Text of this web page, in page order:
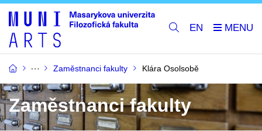
EN
Zaměstnanci fakulty Klára Osolsobě
Zaměstnanci fakulty